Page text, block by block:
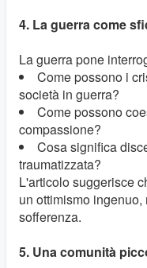
4. La guerra come
La guerra pone
Come possono i
società in guerra?
Come possono
compassione?
Cosa significa
traumatizzata?
L'articolo suggerisce
un ottimismo
sofferenza.
5. Una comunità